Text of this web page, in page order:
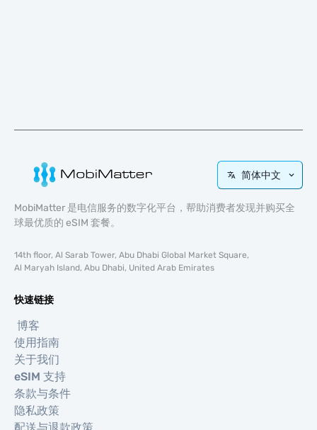
简体中文
MobiMatter 是电信服务的数字化平台，帮助消费者发现并购买全
球最优质的 eSIM 套餐。
14th floor, Al Sarab Tower, Abu Dhabi Global Market Square,
Al Maryah Island, Abu Dhabi, United Arab Emirates
快速链接
博客
使用指南
关于我们
eSIM 支持
条款与条件
隐私政策